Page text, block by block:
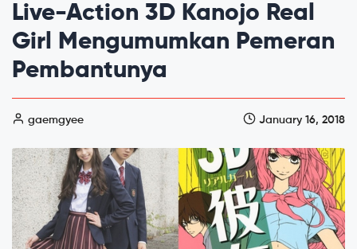
Live-Action 3D Kanojo Real
Girl Mengumumkan Pemeran
Pembantunya
gaemgyee January 16, 2018